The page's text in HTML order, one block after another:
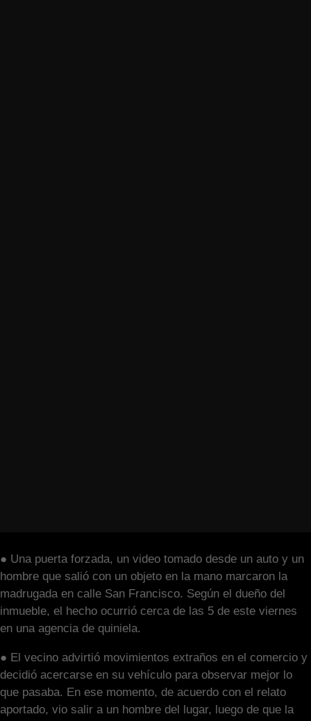
● Una puerta forzada, un video tomado desde un auto y un
hombre que salió con un objeto en la mano marcaron la
madrugada en calle San Francisco. Según el dueño del
inmueble, el hecho ocurrió cerca de las 5 de este viernes
en una agencia de quiniela.
● El vecino advirtió movimientos extraños en el comercio y
decidió acercarse en su vehículo para observar mejor lo
que pasaba. En ese momento, de acuerdo con el relato
aportado, vio salir a un hombre del lugar, luego de que la